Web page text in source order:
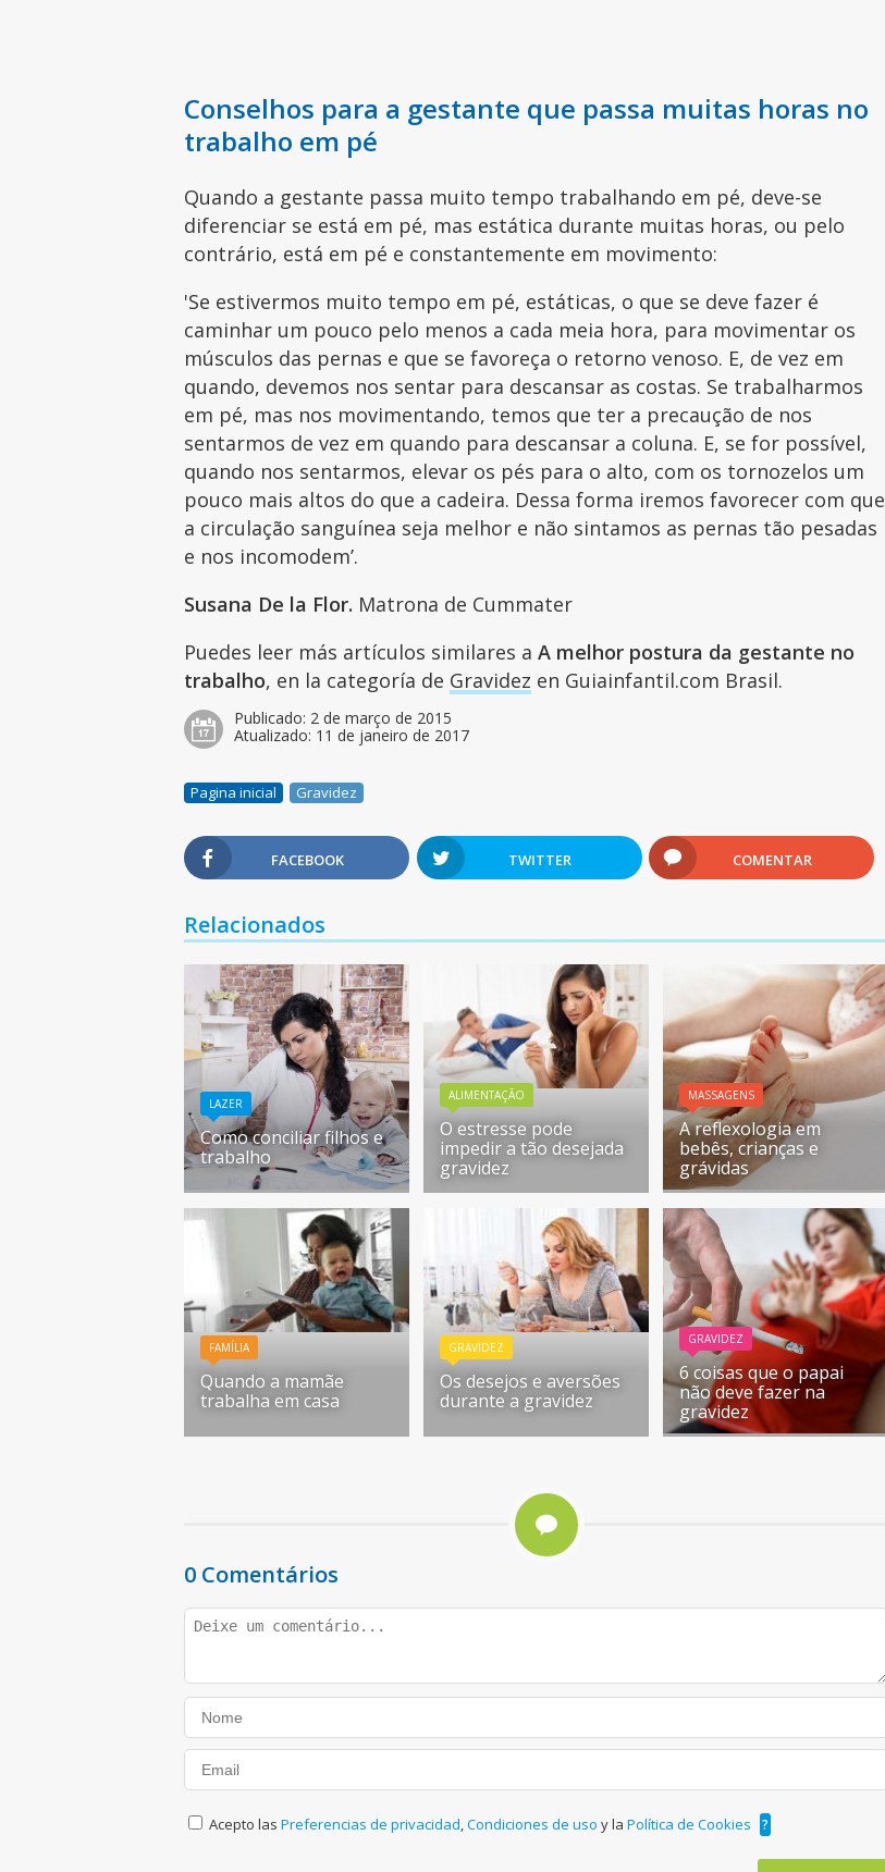
Conselhos para a gestante que passa muitas horas no
trabalho em pé
Quando a gestante passa muito tempo trabalhando em pé, deve-se
diferenciar se está em pé, mas estática durante muitas horas, ou pelo
contrário, está em pé e constantemente em movimento:
'Se estivermos muito tempo em pé, estáticas, o que se deve fazer é
caminhar um pouco pelo menos a cada meia hora, para movimentar os
músculos das pernas e que se favoreça o retorno venoso. E, de vez em
quando, devemos nos sentar para descansar as costas. Se trabalharmos
em pé, mas nos movimentando, temos que ter a precaução de nos
sentarmos de vez em quando para descansar a coluna. E, se for possível,
quando nos sentarmos, elevar os pés para o alto, com os tornozelos um
pouco mais altos do que a cadeira. Dessa forma iremos favorecer com que
a circulação sanguínea seja melhor e não sintamos as pernas tão pesadas
e nos incomodem’.
Susana De la Flor. Matrona de Cummater
Puedes leer más artículos similares aA melhor postura da gestante no
trabalho, en la categoría de Gravidez en Guiainfantil.com Brasil.
Publicado: 2 de março de 2015
Atualizado: 11 de janeiro de 2017
Pagina inicial Gravidez
FACEBOOK TWITTER COMENTAR
Relacionados
LAZER
Como conciliar filhos e
trabalho
ALIMENTAÇÃO
O estresse pode
impedir a tão desejada
gravidez
MASSAGENS
A reflexologia em
bebês, crianças e
grávidas
FAMÍLIA
Quando a mamãe
trabalha em casa
GRAVIDEZ
Os desejos e aversões
durante a gravidez
GRAVIDEZ
6 coisas que o papai
não deve fazer na
gravidez
0 Comentários
Acepto lasPreferencias de privacidad ,Condiciones de usoy laPolítica de Cookies ?